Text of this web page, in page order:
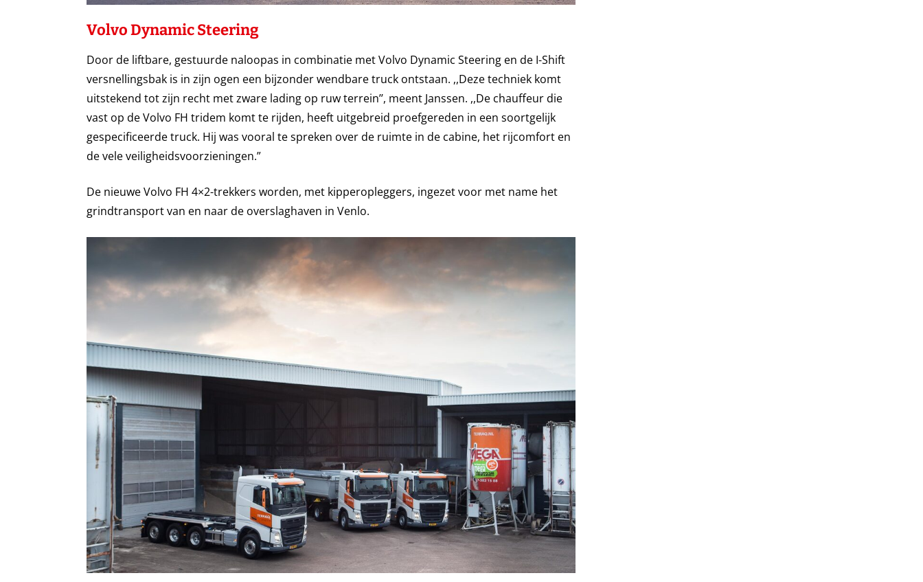
Volvo Dynamic Steering
Door de liftbare, gestuurde naloopas in combinatie met Volvo Dynamic Steering en de I-Shift
versnellingsbak is in zijn ogen een bijzonder wendbare truck ontstaan. ,,Deze techniek komt
uitstekend tot zijn recht met zware lading op ruw terrein’’, meent Janssen. ,,De chauffeur die
vast op de Volvo FH tridem komt te rijden, heeft uitgebreid proefgereden in een soortgelijk
gespecificeerde truck. Hij was vooral te spreken over de ruimte in de cabine, het rijcomfort en
de vele veiligheidsvoorzieningen.”
De nieuwe Volvo FH 4×2-trekkers worden, met kipperopleggers, ingezet voor met name het
grindtransport van en naar de overslaghaven in Venlo.